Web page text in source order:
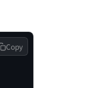
Copy